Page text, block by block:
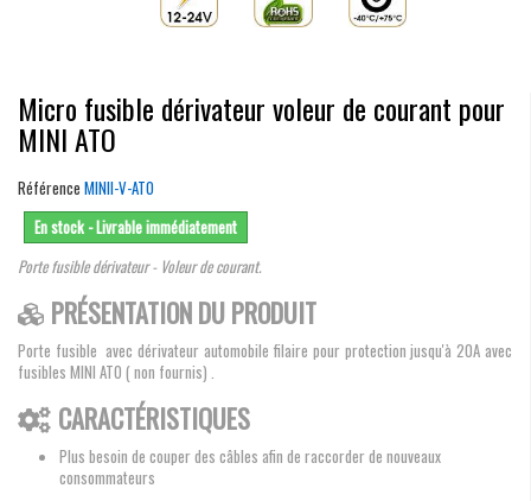
Micro fusible dérivateur voleur de courant pour
MINI ATO
Référence MINII-V-ATO
En stock - Livrable immédiatement
Porte fusible dérivateur - Voleur de courant.
PRÉSENTATION DU PRODUIT
Porte fusible avec dérivateur automobile filaire pour protection jusqu'à 20A avec
fusibles MINI ATO ( non fournis) .
CARACTÉRISTIQUES
Plus besoin de couper des câbles afin de raccorder de nouveaux
consommateurs